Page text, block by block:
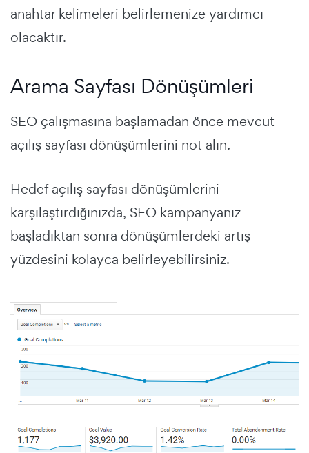
anahtar kelimeleri belirlemenize yardımcı
olacaktır.
Arama Sayfası Dönüşümleri
SEO çalışmasına başlamadan önce mevcut
açılış sayfası dönüşümlerini not alın.
Hedef açılış sayfası dönüşümlerini
karşılaştırdığınızda, SEO kampanyanız
başladıktan sonra dönüşümlerdeki artış
yüzdesini kolayca belirleyebilirsiniz.